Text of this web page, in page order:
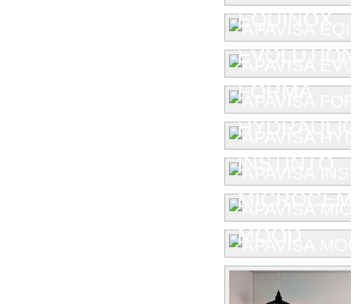
EQUINOX
EVOLUTION
FORMA
HYDRAULIC
INSTINTO
MOOD